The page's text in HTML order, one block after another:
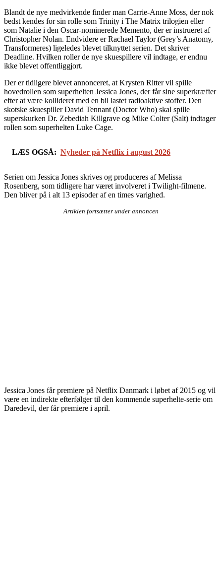
Blandt de nye medvirkende finder man Carrie-Anne Moss, der nok
bedst kendes for sin rolle som Trinity i The Matrix trilogien eller
som Natalie i den Oscar-nominerede Memento, der er instrueret af
Christopher Nolan. Endvidere er Rachael Taylor (Grey’s Anatomy,
Transformeres) ligeledes blevet tilknyttet serien. Det skriver
Deadline. Hvilken roller de nye skuespillere vil indtage, er endnu
ikke blevet offentliggjort.
Der er tidligere blevet annonceret, at Krysten Ritter vil spille
hovedrollen som superhelten Jessica Jones, der får sine superkræfter
efter at være kollideret med en bil lastet radioaktive stoffer. Den
skotske skuespiller David Tennant (Doctor Who) skal spille
superskurken Dr. Zebediah Killgrave og Mike Colter (Salt) indtager
rollen som superhelten Luke Cage.
LÆS OGSÅ: Nyheder på Netflix i august 2026
Serien om Jessica Jones skrives og produceres af Melissa
Rosenberg, som tidligere har været involveret i Twilight-filmene.
Den bliver på i alt 13 episoder af en times varighed.
Artiklen fortsætter under annoncen
Jessica Jones får premiere på Netflix Danmark i løbet af 2015 og vil
være en indirekte efterfølger til den kommende superhelte-serie om
Daredevil, der får premiere i april.